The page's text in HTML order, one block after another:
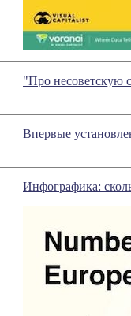
"Про несоветскую
Впервые
Инфографика: